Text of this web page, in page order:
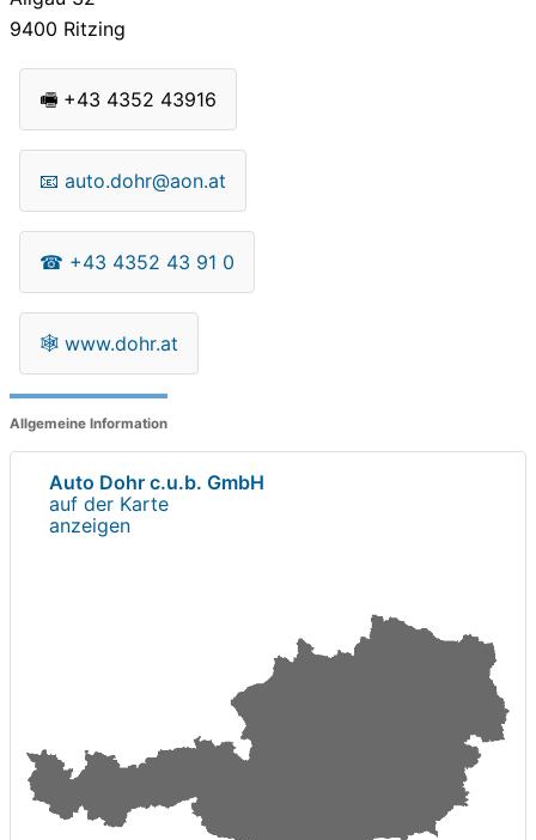
9400 Ritzing
🖷 +43 4352 43916
📧 auto.dohr@aon.at
☎ +43 4352 43 91 0
🕸 www.dohr.at
Allgemeine Information
Auto Dohr c.u.b. GmbH
auf der Karte
anzeigen